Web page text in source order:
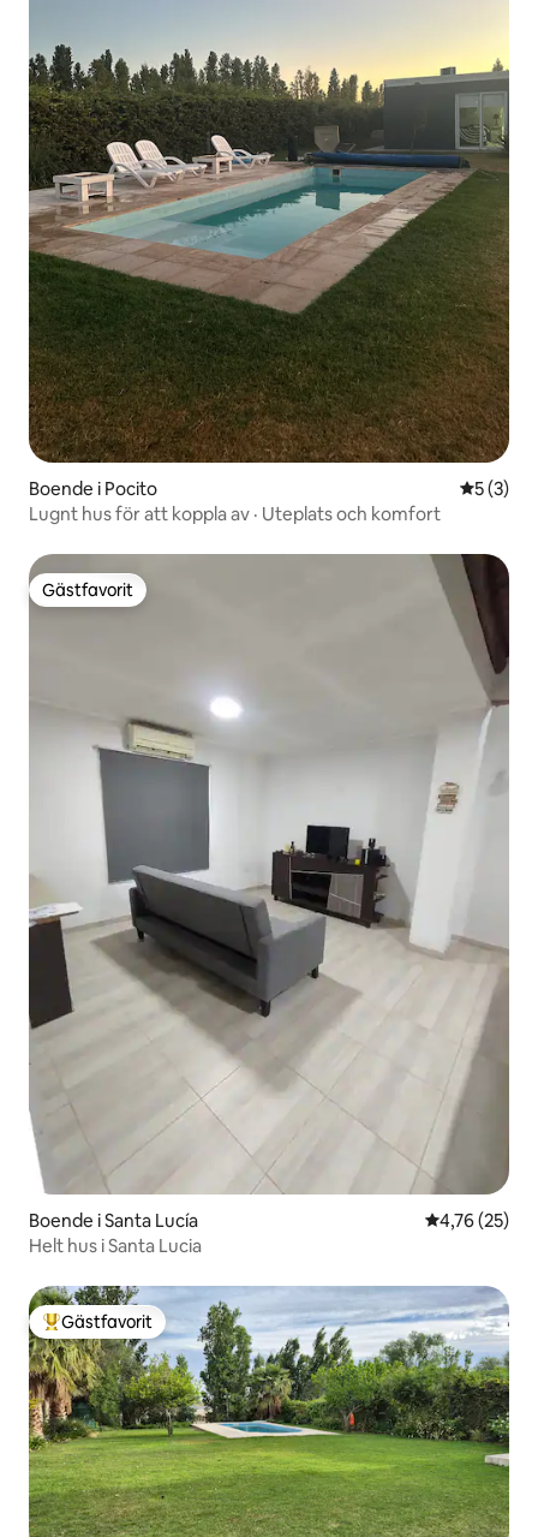
Boende i Pocito 5 av 5 i
5 (3)
Lugnt hus för att koppla av · Uteplats och komfort
Gästfavorit
Gästfavorit
Boende i Santa Lucía 4,76 av 5 i
4,76 (25)
Helt hus i Santa Lucia
Populär gästfavorit
Gästfavorit